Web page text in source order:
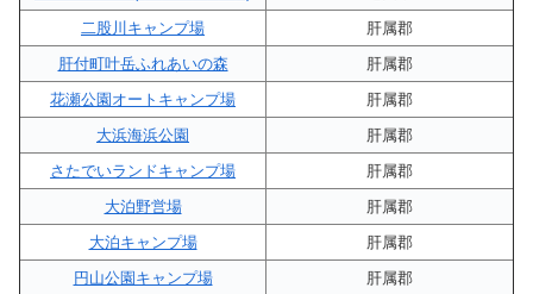
二股川キャンプ場
肝属郡
肝付町叶岳ふれあいの森
肝属郡
花瀬公園オートキャンプ場
肝属郡
大浜海浜公園
肝属郡
さたでいランドキャンプ場
肝属郡
大泊野営場
肝属郡
大泊キャンプ場
肝属郡
円山公園キャンプ場
肝属郡